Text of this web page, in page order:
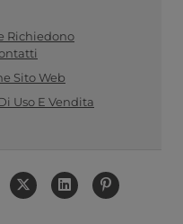
Richiedono
Sito Web
Uso E Vendita